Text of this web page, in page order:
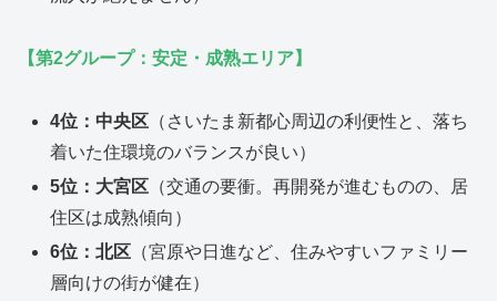
【第2グループ：安定・成熟エリア】
4位：中央区 （さいたま新都心周辺の利便性と、落ち
着いた住環境のバランスが良い）
5位：大宮区 （交通の要衝。再開発が進むものの、居
住区は成熟傾向）
6位：北区 （宮原や日進など、住みやすいファミリー
層向けの街が健在）